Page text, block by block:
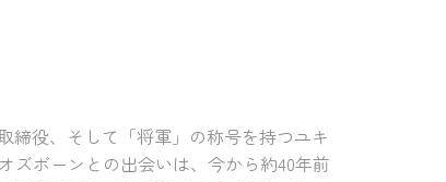
締役、そして「将軍」の称号を持つユキ
ズボーンとの出会いは、今から約40年前